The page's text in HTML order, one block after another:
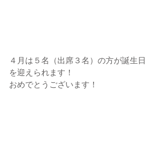
４月は５名（出席３名）の方が誕生日
を迎えられます！
おめでとうございます！